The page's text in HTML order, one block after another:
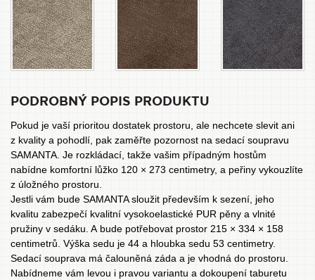
PODROBNÝ POPIS PRODUKTU
Pokud je vaší prioritou dostatek prostoru, ale nechcete slevit ani
z kvality a pohodlí, pak zaměřte pozornost na sedací soupravu
SAMANTA. Je rozkládací, takže vašim případným hostům
nabídne komfortní lůžko 120 × 273 centimetry, a peřiny vykouzlíte
z úložného prostoru.
Jestli vám bude SAMANTA sloužit především k sezení, jeho
kvalitu zabezpečí kvalitní vysokoelastické PUR pěny a vlnité
pružiny v sedáku. A bude potřebovat prostor 215 × 334 × 158
centimetrů. Výška sedu je 44 a hloubka sedu 53 centimetry.
Sedací souprava má čalouněná záda a je vhodná do prostoru.
Nabídneme vám levou i pravou variantu a dokoupení taburetu